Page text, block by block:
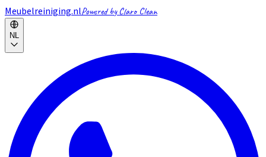
Meubelreiniging.nlPowered by Claro Clean
NL